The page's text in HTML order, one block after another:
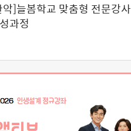
]늘봄학교 맞춤형 전문강사
과정